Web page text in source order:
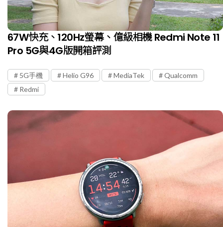
67W快充、120Hz螢幕、億級相機 Redmi Note 11
Pro 5G與4G版開箱評測
5G手機 Helio G96 MediaTek
Qualcomm
Redmi